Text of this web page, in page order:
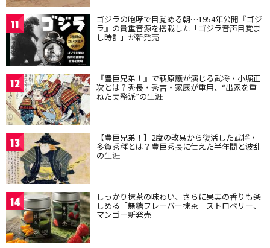
11 ゴジラの咆哮で目覚める朝…1954年公開『ゴジ
ラ』の貴重音源を搭載した「ゴジラ音声目覚ま
し時計」が新発売
12 『豊臣兄弟！』で萩原護が演じる武将・小堀正
次とは？秀長・秀吉・家康が重用、“出家を重
ねた実務派”の生涯
13 【豊臣兄弟！】2度の改易から復活した武将・
多賀秀種とは？豊臣秀長に仕えた半年間と波乱
の生涯
14 しっかり抹茶の味わい、さらに果実の香りも楽
しめる「無糖フレーバー抹茶」ストロベリー、
マンゴー新発売